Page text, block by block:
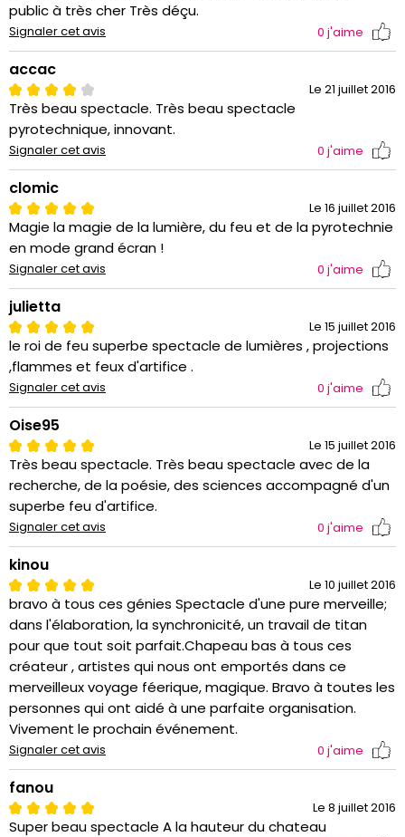
public à très cher Très déçu.
Signaler cet avis 0 j'aime
accac
Le 21 juillet 2016
Très beau spectacle. Très beau spectacle
pyrotechnique, innovant.
Signaler cet avis 0 j'aime
clomic
Le 16 juillet 2016
Magie la magie de la lumière, du feu et de la pyrotechnie
en mode grand écran !
Signaler cet avis 0 j'aime
julietta
Le 15 juillet 2016
le roi de feu superbe spectacle de lumières , projections
,flammes et feux d'artifice .
Signaler cet avis 0 j'aime
Oise95
Le 15 juillet 2016
Très beau spectacle. Très beau spectacle avec de la
recherche, de la poésie, des sciences accompagné d'un
superbe feu d'artifice.
Signaler cet avis 0 j'aime
kinou
Le 10 juillet 2016
bravo à tous ces génies Spectacle d'une pure merveille;
dans l'élaboration, la synchronicité, un travail de titan
pour que tout soit parfait.Chapeau bas à tous ces
créateur , artistes qui nous ont emportés dans ce
merveilleux voyage féerique, magique. Bravo à toutes les
personnes qui ont aidé à une parfaite organisation.
Vivement le prochain événement.
Signaler cet avis 0 j'aime
fanou
Le 8 juillet 2016
Super beau spectacle A la hauteur du chateau